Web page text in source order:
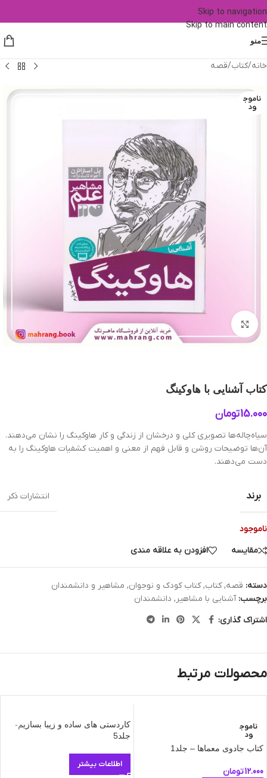
Skip to navigation
Skip to main content
منو
خانه/کتاب/قصه
ناموج
ود
بزرگنمایی تصویر
کتاب آشنایی با هاوکینگ
15.000تومان
سیاه‌چاله‌ها تصویری کلی و درخشان از زندگی و کار هاوکینگ را نشان می‌دهند.
آن‌ها توضیحات روشن و قابل فهم از معنی و اهمیت کشفیات هاوکینگ را به
دست می‌دهند.
برند انتشارات ذکر
ناموجود
مقایسه
افزودن به علاقه مندی
دسته: قصه, کتاب, کتاب کودک و نوجوان, مشاهیر و دانشمندان
برچسب: آشنایی با مشاهیر, دانشمندان
اشتراک گذاری:
محصولات مرتبط
ناموج
ود
کتاب جادوی معماها – جلد1
12.000تومان
کاردستی های ساده و زیبا بسازیم-
جلد5
اطلاعات بیشتر